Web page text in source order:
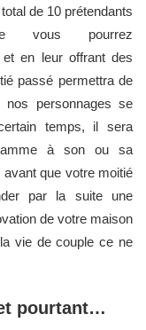
de 10 prétendants
vous pourrez
en leur offrant des
passé permettra de
personnages se
temps, il sera
à son ou sa
que votre moitié
par la suite une
de votre maison
vie de couple ce ne
pourtant…